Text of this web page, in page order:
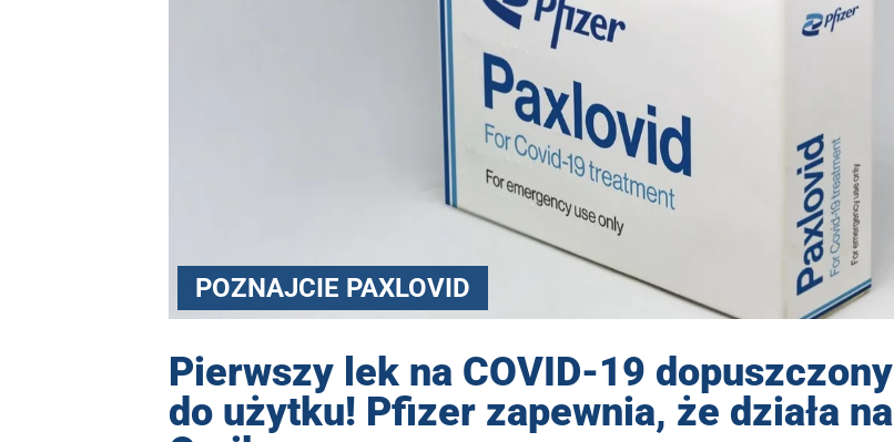
POZNAJCIE PAXLOVID
Pierwszy lek na COVID-19 dopuszczony
do użytku! Pfizer zapewnia, że działa na